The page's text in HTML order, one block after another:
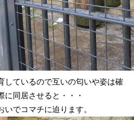
しているので互いの匂いや姿は確
に同居させると・・・
でコマチに迫ります。